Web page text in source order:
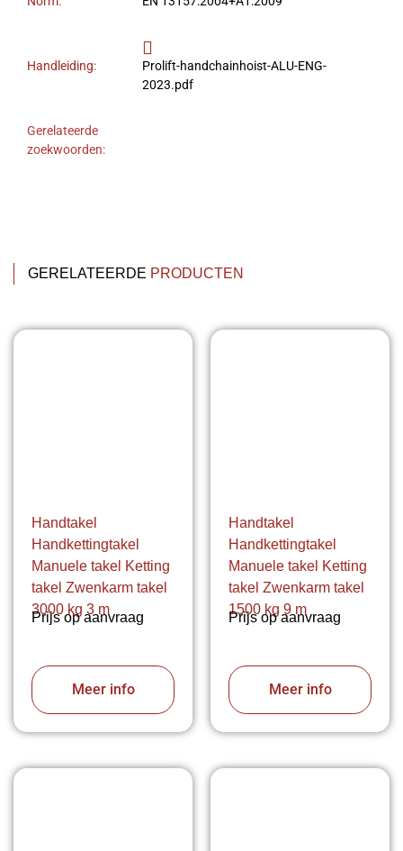
Handleiding:
Prolift-handchainhoist-ALU-ENG-
2023.pdf
Gerelateerde
zoekwoorden:
GERELATEERDE PRODUCTEN
Handtakel
Handkettingtakel
Manuele takel Ketting
takel Zwenkarm takel
3000 kg 3 m
Prijs op aanvraag
Meer info
Handtakel
Handkettingtakel
Manuele takel Ketting
takel Zwenkarm takel
1500 kg 9 m
Prijs op aanvraag
Meer info